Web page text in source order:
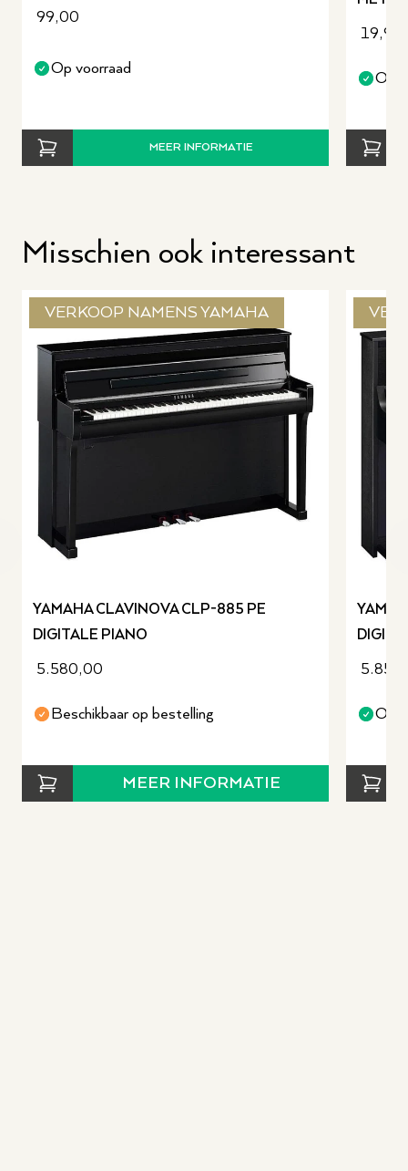
99,00
Op voorraad
MEER INFORMATIE
19,95
Op
Misschien ook interessant
VERKOOP NAMENS YAMAHA
YAMAHA CLAVINOVA CLP-885 PE
DIGITALE PIANO
5.580,00
Beschikbaar op bestelling
MEER INFORMATIE
Op
slide